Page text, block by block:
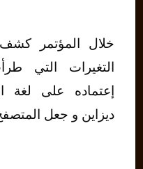
التغيرات التي
إعتماده على لغة
ديزاين و جعل